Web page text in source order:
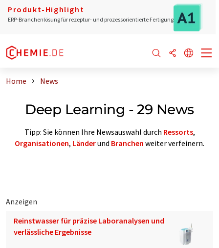
Produkt-Highlight
ERP-Branchenlösung für rezeptur- und prozessorientierte Fertigung
Home News
Deep Learning - 29 News
Tipp: Sie können Ihre Newsauswahl durch Ressorts,
Organisationen, Länderund Branchen weiter verfeinern.
Anzeigen
Reinstwasser für präzise Laboranalysen und
verlässliche Ergebnisse